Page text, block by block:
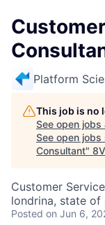
Platform
This job is no
See open jobs
See open jobs
Consultant"
Customer Service
londrina, state of
Posted on Jun 6,